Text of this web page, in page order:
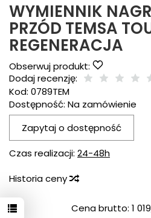
WYMIENNIK
PRZÓD TEMSA
REGENERACJA
Obserwuj produkt:
Dodaj recenzję:
Kod: 0789TEM
Dostępność: Na zamówienie
Zapytaj o dostępność
Czas realizacji: 24-48h
Historia ceny
Cena brutto: 1